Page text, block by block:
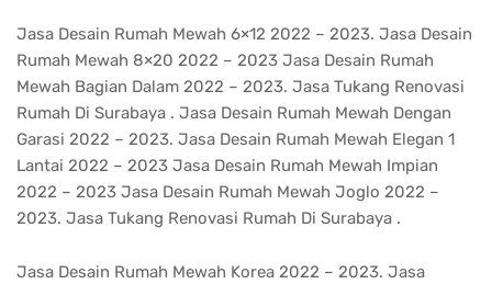
Jasa Desain Rumah Mewah 6×12 2022 – 2023. Jasa Desain
Rumah Mewah 8×20 2022 – 2023 Jasa Desain Rumah
Mewah Bagian Dalam 2022 – 2023. Jasa Tukang Renovasi
Rumah Di Surabaya . Jasa Desain Rumah Mewah Dengan
Garasi 2022 – 2023. Jasa Desain Rumah Mewah Elegan 1
Lantai 2022 – 2023 Jasa Desain Rumah Mewah Impian
2022 – 2023 Jasa Desain Rumah Mewah Joglo 2022 –
2023. Jasa Tukang Renovasi Rumah Di Surabaya .
Jasa Desain Rumah Mewah Korea 2022 – 2023. Jasa